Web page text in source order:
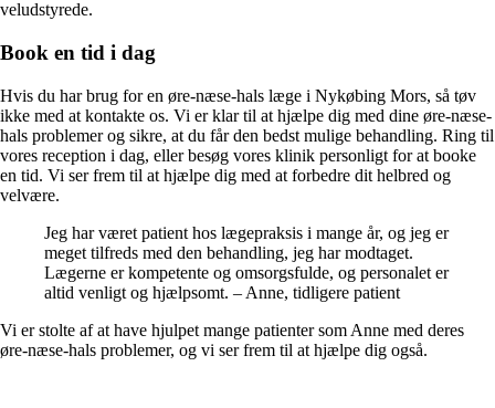
veludstyrede.
Book en tid i dag
Hvis du har brug for en øre-næse-hals læge i Nykøbing Mors, så tøv
ikke med at kontakte os. Vi er klar til at hjælpe dig med dine øre-næse-
hals problemer og sikre, at du får den bedst mulige behandling. Ring til
vores reception i dag, eller besøg vores klinik personligt for at booke
en tid. Vi ser frem til at hjælpe dig med at forbedre dit helbred og
velvære.
Jeg har været patient hos lægepraksis i mange år, og jeg er
meget tilfreds med den behandling, jeg har modtaget.
Lægerne er kompetente og omsorgsfulde, og personalet er
altid venligt og hjælpsomt. – Anne, tidligere patient
Vi er stolte af at have hjulpet mange patienter som Anne med deres
øre-næse-hals problemer, og vi ser frem til at hjælpe dig også.